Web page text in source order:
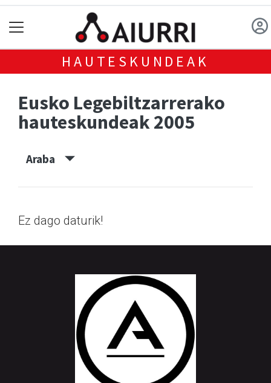
HAUTESKUNDEAK
Eusko Legebiltzarrerako
hauteskundeak 2005
Araba
Ez dago daturik!